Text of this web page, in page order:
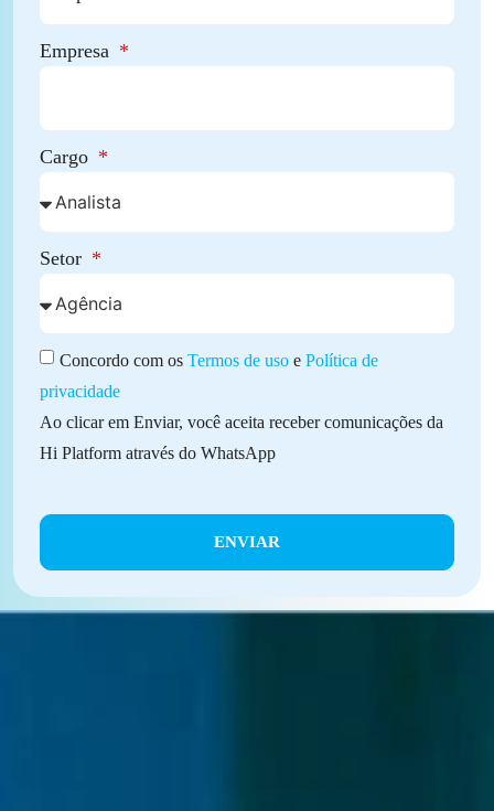
Empresa
Cargo
Setor
Concordo com os Termos de uso e Política de
privacidade
Ao clicar em Enviar, você aceita receber comunicações da
Hi Platform através do WhatsApp
ENVIAR